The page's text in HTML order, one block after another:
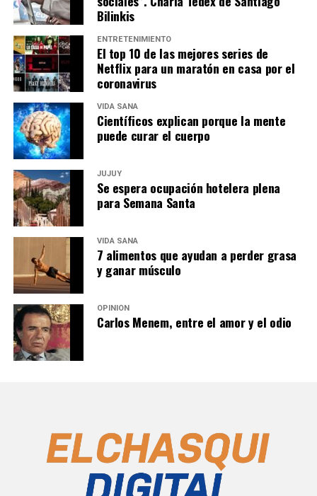
Bilinkis
ENTRETENIMIENTO
El top 10 de las mejores series de
Netflix para un maratón en casa por el
coronavirus
VIDA SANA
Científicos explican porque la mente
puede curar el cuerpo
JUJUY
Se espera ocupación hotelera plena
para Semana Santa
VIDA SANA
7 alimentos que ayudan a perder grasa
y ganar músculo
OPINIÓN
Carlos Menem, entre el amor y el odio